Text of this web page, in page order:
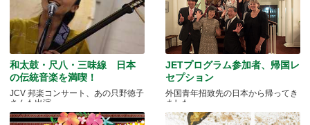
和太鼓・尺八・三味線 日本
の伝統音楽を満喫！
JCV 邦楽コンサート、あの只野徳子
さんも出演
JETプログラム参加者、帰国レ
セプション
外国青年招致先の日本から帰ってき
ました